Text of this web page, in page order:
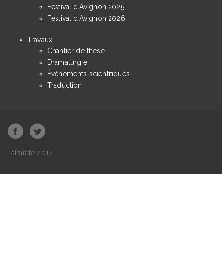
Festival d'Avignon 2025
Festival d'Avignon 2026
Travaux
Chantier de thèse
Dramaturgie
Événements scientifiques
Traduction
LaParafe 2017